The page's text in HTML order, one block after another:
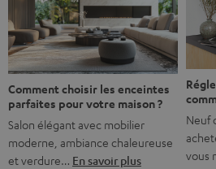
l’immersion. Rassurez-vous, on a
bonne nouvelle,
Comment choisir les enceintes
parfaites pour votre maison ?
Salon élégant avec mobilier
moderne, ambiance chaleureuse
et verdure… En savoir plus
Neuf
vous